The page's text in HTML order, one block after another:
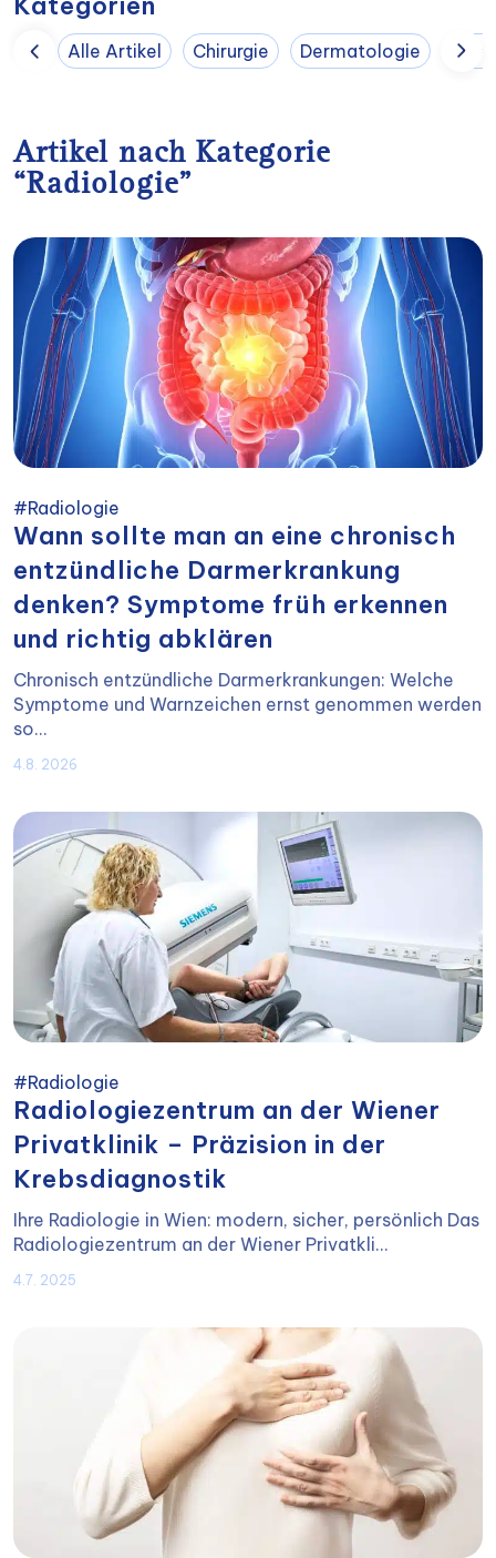
Alle Artikel Chirurgie Dermatologie
Artikel nach Kategorie
“Radiologie”
#Radiologie
Wann sollte man an eine chronisch
entzündliche Darmerkrankung
denken? Symptome früh erkennen
und richtig abklären
Chronisch entzündliche Darmerkrankungen: Welche
Symptome und Warnzeichen ernst genommen werden
so...
4.8. 2026
#Radiologie
Radiologiezentrum an der Wiener
Privatklinik – Präzision in der
Krebsdiagnostik
Ihre Radiologie in Wien: modern, sicher, persönlich Das
Radiologiezentrum an der Wiener Privatkli...
4.7. 2025